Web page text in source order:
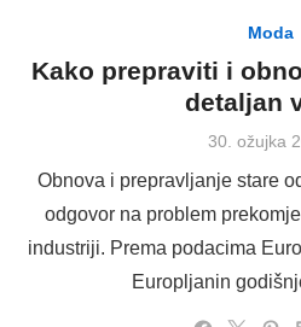
Moda
Kako prepraviti i
detaljan
Posted
30. ožujka
Obnova i prepravljanje stare
odgovor na problem
industriji. Prema podacima
Europljanin